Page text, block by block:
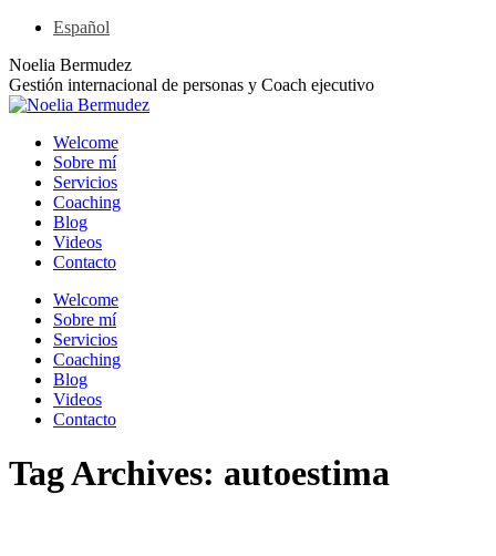
Skip
content
Español
Linkedin
page
opens
new
window
YouTube
page
opens
new
window
Rss
page
opens
new
window
X
page
opens
new
window
Noelia Bermudez
Gestión internacional de personas y Coach ejecutivo
Welcome
Sobre mí
Servicios
Coaching
Blog
Videos
Contacto
Welcome
Sobre mí
Servicios
Coaching
Blog
Videos
Contacto
Tag Archives: autoestima